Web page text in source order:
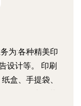
为:各种精美印
设计等。 印刷
盒、手提袋、
标、酒水包装